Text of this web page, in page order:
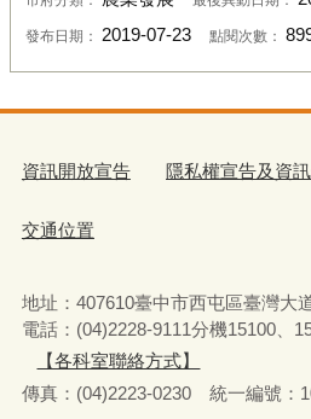
發布日期： 2019-07-23 點閱次數：
資訊開放宣告 隱私權宣告及資
交通位置
地址：407610臺中市西屯區臺灣大
電話：(04)2228-9111分機15100、
【各科室聯絡方式】
傳真：(04)2223-0230 統一編號 ：